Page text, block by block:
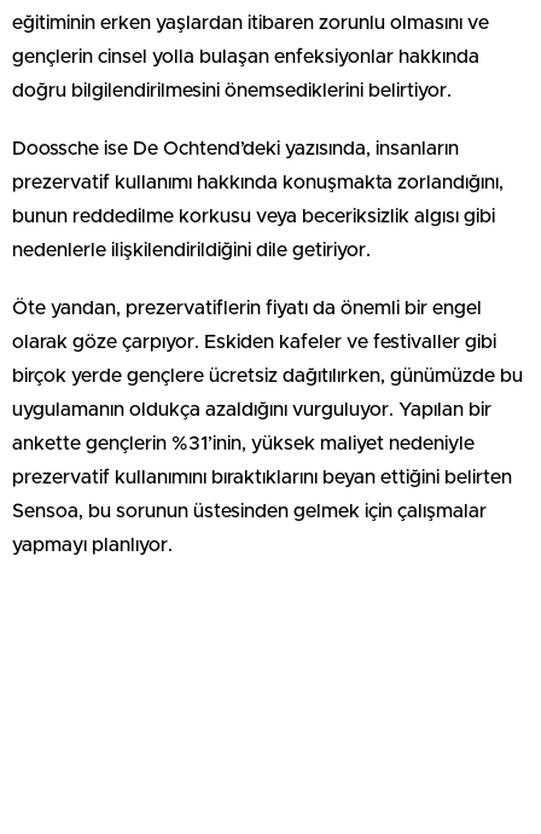
eğitiminin erken yaşlardan itibaren zorunlu olmasını ve
gençlerin cinsel yolla bulaşan enfeksiyonlar hakkında
doğru bilgilendirilmesini önemsediklerini belirtiyor.
Doossche ise De Ochtend’deki yazısında, insanların
prezervatif kullanımı hakkında konuşmakta zorlandığını,
bunun reddedilme korkusu veya beceriksizlik algısı gibi
nedenlerle ilişkilendirildiğini dile getiriyor.
Öte yandan, prezervatiflerin fiyatı da önemli bir engel
olarak göze çarpıyor. Eskiden kafeler ve festivaller gibi
birçok yerde gençlere ücretsiz dağıtılırken, günümüzde bu
uygulamanın oldukça azaldığını vurguluyor. Yapılan bir
ankette gençlerin %31’inin, yüksek maliyet nedeniyle
prezervatif kullanımını bıraktıklarını beyan ettiğini belirten
Sensoa, bu sorunun üstesinden gelmek için çalışmalar
yapmayı planlıyor.